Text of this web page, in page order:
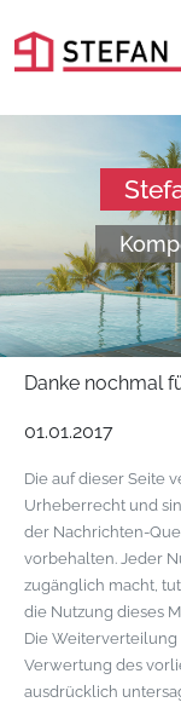
Danke nochmal
01.01.2017
Die auf dieser Seite
Urheberrecht und
der Nachrichten-
vorbehalten. Jeder
zugänglich macht,
die Nutzung dieses
Die
Verwertung des
ausdrücklich